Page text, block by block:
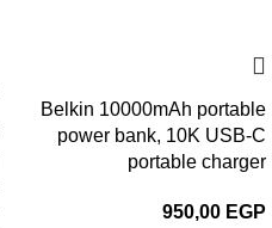
Belkin 10000mAh portable
power bank, 10K USB-C
portable charger
950,00 EGP